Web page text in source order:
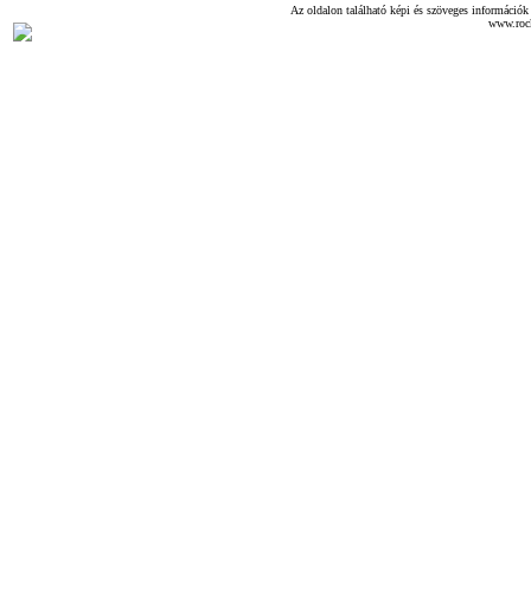
Az oldalon található képi és szöveges információk